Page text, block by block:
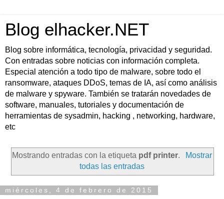
Blog elhacker.NET
Blog sobre informática, tecnología, privacidad y seguridad.
Con entradas sobre noticias con información completa.
Especial atención a todo tipo de malware, sobre todo el
ransomware, ataques DDoS, temas de IA, así como análisis
de malware y spyware. También se tratarán novedades de
software, manuales, tutoriales y documentación de
herramientas de sysadmin, hacking , networking, hardware,
etc
Mostrando entradas con la etiqueta pdf printer.
Mostrar
todas las entradas
miércoles, 4 de febrero de 2015